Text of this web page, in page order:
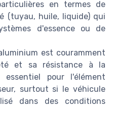
en termes de
(tuyau, huile, liquide) qui
d'essence ou de
est couramment
et sa résistance à la
pour l'élément
surtout si le véhicule
dans des conditions